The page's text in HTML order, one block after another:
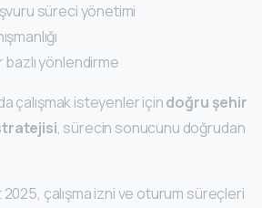
süreci yönetimi
yönlendirme
çalışmak isteyenler içindoğru şehir
, sürecin sonucunu doğrudan
çalışma izni ve oturum süreçleri